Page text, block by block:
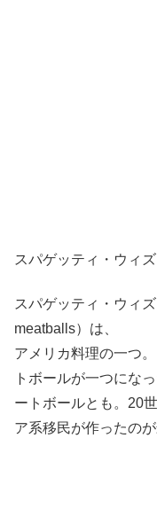
スパゲッティ・ウィ
スパゲッティ・ウィ
meatballs）は、
アメリカ料理の一つ
トボールが一つにな
ートボールとも。20
ア系移民が作ったの